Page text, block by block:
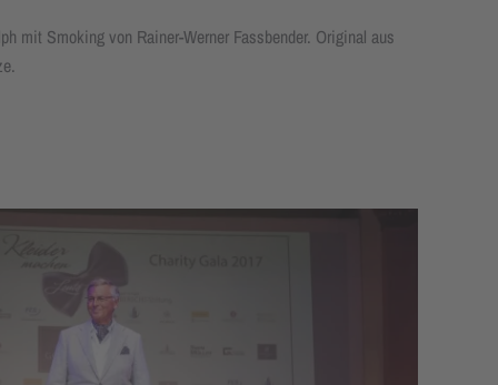
mit Smoking von Rainer-Werner Fassbender. Original aus